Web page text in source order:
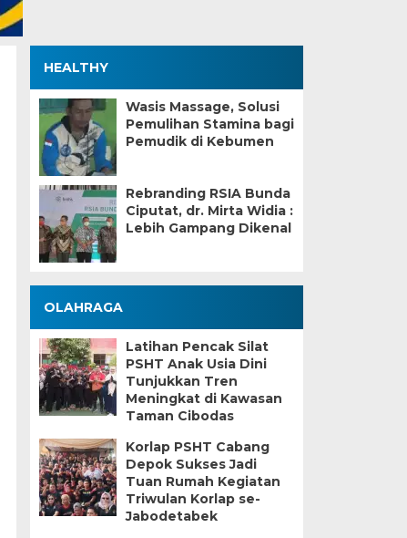
HEALTHY
Wasis Massage, Solusi
Pemulihan Stamina bagi
Pemudik di Kebumen
Rebranding RSIA Bunda
Ciputat, dr. Mirta Widia :
Lebih Gampang Dikenal
OLAHRAGA
Latihan Pencak Silat
PSHT Anak Usia Dini
Tunjukkan Tren
Meningkat di Kawasan
Taman Cibodas
Korlap PSHT Cabang
Depok Sukses Jadi
Tuan Rumah Kegiatan
Triwulan Korlap se-
Jabodetabek